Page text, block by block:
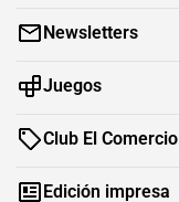
Newsletters
Juegos
Club El Comercio
Edición impresa